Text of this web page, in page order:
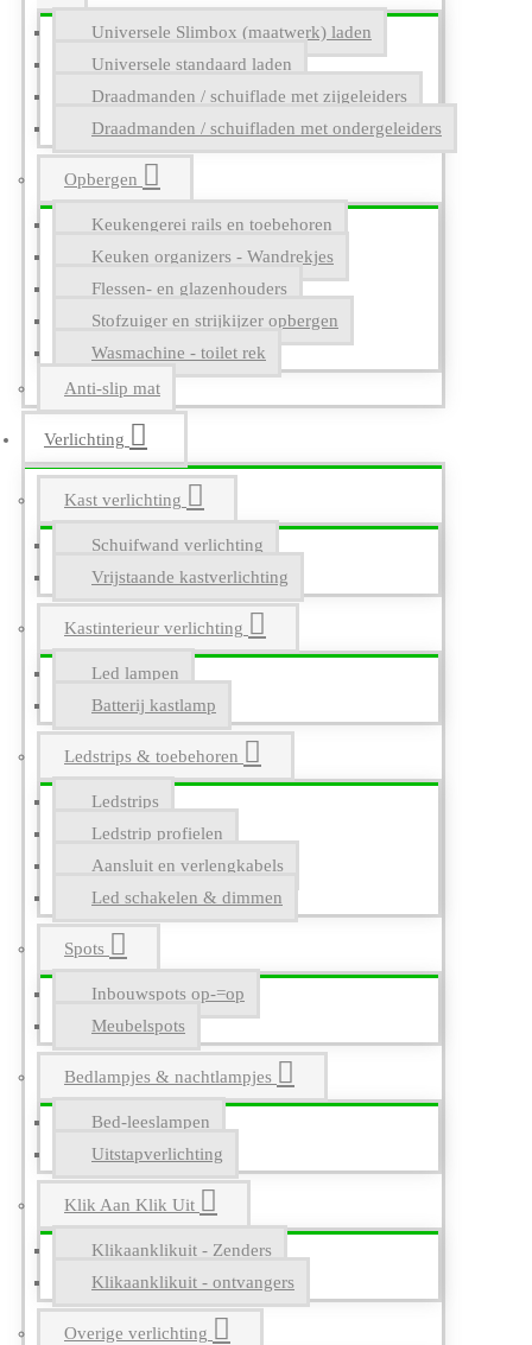
Universele Slimbox (maatwerk) laden
Universele standaard laden
Draadmanden / schuiflade met zijgeleiders
Draadmanden / schuifladen met ondergeleiders
Opbergen
Keukengerei rails en toebehoren
Keuken organizers - Wandrekjes
Flessen- en glazenhouders
Stofzuiger en strijkijzer opbergen
Wasmachine - toilet rek
Anti-slip mat
Verlichting
Kast verlichting
Schuifwand verlichting
Vrijstaande kastverlichting
Kastinterieur verlichting
Led lampen
Batterij kastlamp
Ledstrips & toebehoren
Ledstrips
Ledstrip profielen
Aansluit en verlengkabels
Led schakelen & dimmen
Spots
Inbouwspots op-=op
Meubelspots
Bedlampjes & nachtlampjes
Bed-leeslampen
Uitstapverlichting
Klik Aan Klik Uit
Klikaanklikuit - Zenders
Klikaanklikuit - ontvangers
Overige verlichting